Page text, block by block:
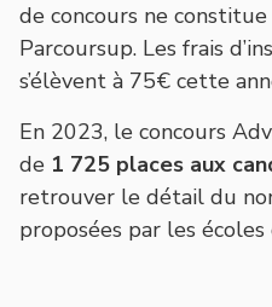
de concours ne
Parcoursup. Les frais
s’élèvent à 75€ cette
En 2023, le concours
de 1 725 places aux
retrouver le détail du
proposées par les